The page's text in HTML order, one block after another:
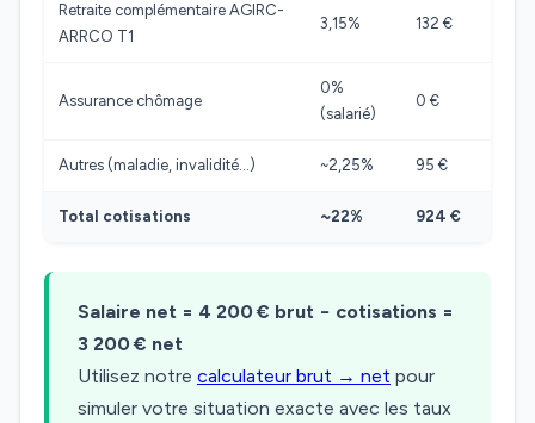
Retraite complémentaire AGIRC-
ARRCO T1
3,15% 132 €
Assurance chômage
0%
(salarié)
0 €
Autres (maladie, invalidité…) ~2,25% 95 €
Total cotisations ~22% 924 €
Salaire net = 4 200 € brut − cotisations =
3 200 € net
Utilisez notre calculateur brut → net pour
simuler votre situation exacte avec les taux